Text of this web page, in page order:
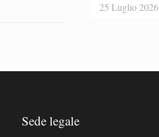
25 Luglio 2026
Sede legale